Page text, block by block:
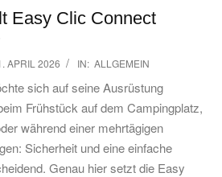
Easy Clic Connect
APRIL 2026 IN: ALLGEMEIN
sich auf seine Ausrüstung
Frühstück auf dem Campingplatz,
während einer mehrtägigen
Sicherheit und eine einfache
Genau hier setzt die Easy